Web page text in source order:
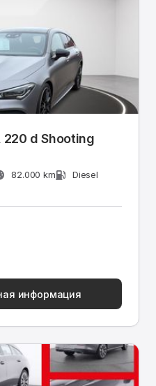
220 d Shooting
82.000 km
Diesel
информация